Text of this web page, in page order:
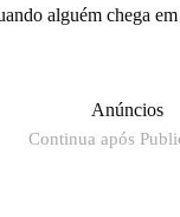
alguém chega em
Anúncios
Continua após